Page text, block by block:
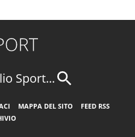
Sport...
MAPPA DEL SITO
FEED RSS